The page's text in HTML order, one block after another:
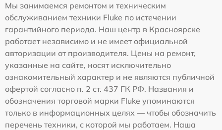
Мы занимаемся ремонтом и техническим
обслуживанием техники Fluke по истечении
гарантийного периода. Наш центр в Красноярске
работает независимо и не имеет официальной
авторизации от производителя. Цены на ремонт,
указанные на сайте, носят исключительно
ознакомительный характер и не являются публичной
офертой согласно п. 2 ст. 437 ГК РФ. Названия и
обозначения торговой марки Fluke упоминаются
только в информационных целях — чтобы обозначить
перечень техники, с которой мы работаем. Наша